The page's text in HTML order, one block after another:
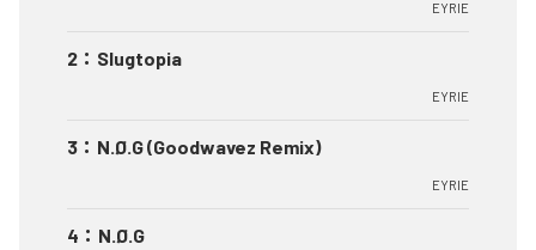
EYRIE
2 ： Slugtopia
EYRIE
3 ： N.Ø.G (Goodwavez Remix)
EYRIE
4 ： N.Ø.G